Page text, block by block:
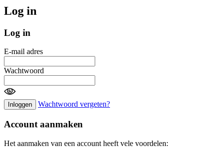
Log in
Log in
E-mail adres
Wachtwoord
Inloggen Wachtwoord vergeten?
Account aanmaken
Het aanmaken van een account heeft vele voordelen: